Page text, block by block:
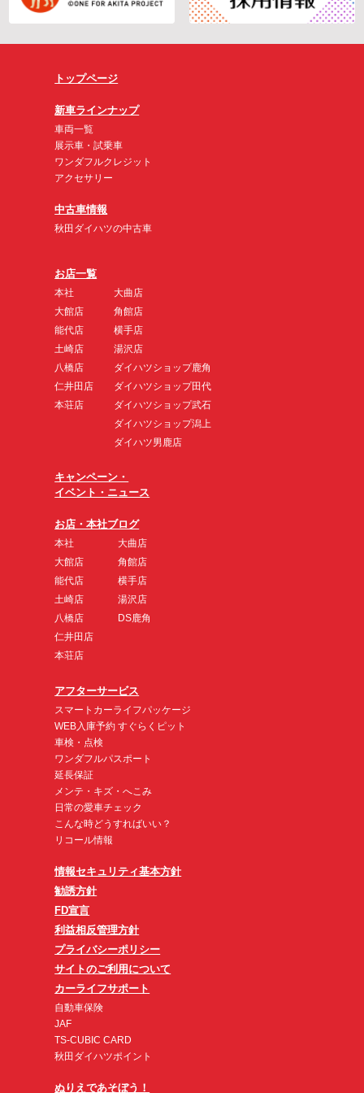
トップページ
新車ラインナップ
車両一覧
展示車・試乗車
ワンダフルクレジット
アクセサリー
中古車情報
秋田ダイハツの中古車
お店一覧
本社
大館店
能代店
土崎店
八橋店
仁井田店
本荘店
大曲店
角館店
横手店
湯沢店
ダイハツショップ鹿角
ダイハツショップ田代
ダイハツショップ武石
ダイハツショップ潟上
ダイハツ男鹿店
キャンペーン・
イベント・ニュース
お店・本社ブログ
本社
大館店
能代店
土崎店
八橋店
仁井田店
本荘店
大曲店
角館店
横手店
湯沢店
DS鹿角
アフターサービス
スマートカーライフパッケージ
WEB入庫予約 すぐらくピット
車検・点検
ワンダフルパスポート
延長保証
メンテ・キズ・へこみ
日常の愛車チェック
こんな時どうすればいい？
リコール情報
情報セキュリティ基本方針
勧誘方針
FD宣言
利益相反管理方針
プライバシーポリシー
サイトのご利用について
カーライフサポート
自動車保険
JAF
TS-CUBIC CARD
秋田ダイハツポイント
ぬりえであそぼう！